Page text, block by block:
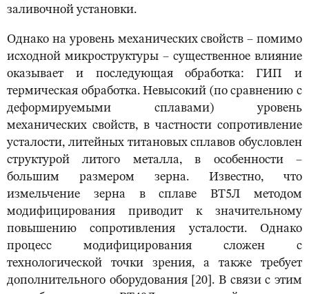
заливочной установки.
Однако на уровень механических свойств ‒ помимо
исходной микроструктуры ‒ существенное влияние
оказывает и последующая обработка: ГИП и
термическая обработка. Невысокий (по сравнению с
деформируемыми сплавами) уровень
механических свойств, в частности сопротивление
усталости, литейных титановых сплавов обусловлен
структурой литого металла, в особенности ‒
большим размером зерна. Известно, что
измельчение зерна в сплаве ВТ5Л методом
модифицирования приводит к значительному
повышению сопротивления усталости. Однако
процесс модифицирования сложен с
технологической точки зрения, а также требует
дополнительного оборудования [20]. В связи с этим